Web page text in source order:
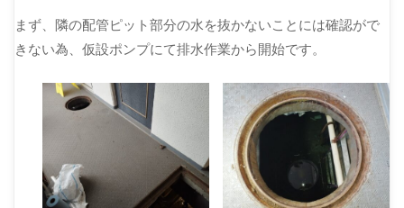
まず、隣の配管ピット部分の水を抜かないことには確認がで
きない為、仮設ポンプにて排水作業から開始です。